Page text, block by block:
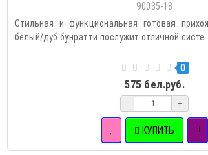
90035-18
Стильная и функциональная готовая
белый/дуб бунратти послужит отличной систе..
0
575 бел.руб.
- +
КУПИТЬ